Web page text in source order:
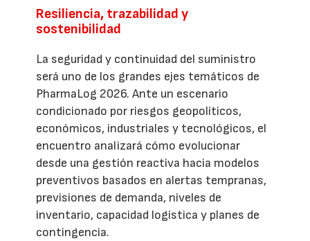
Resiliencia, trazabilidad y
sostenibilidad
La seguridad y continuidad del suministro
será uno de los grandes ejes temáticos de
PharmaLog 2026. Ante un escenario
condicionado por riesgos geopolíticos,
económicos, industriales y tecnológicos, el
encuentro analizará cómo evolucionar
desde una gestión reactiva hacia modelos
preventivos basados en alertas tempranas,
previsiones de demanda, niveles de
inventario, capacidad logística y planes de
contingencia.